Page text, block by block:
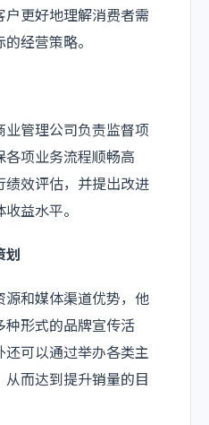
更好地理解消费者需
经营策略。
管理公司负责监督项
各项业务流程顺畅高
效评估，并提出改进
益水平。
划
和媒体渠道优势，他
种形式的品牌宣传活
可以通过举办各类主
而达到提升销量的目